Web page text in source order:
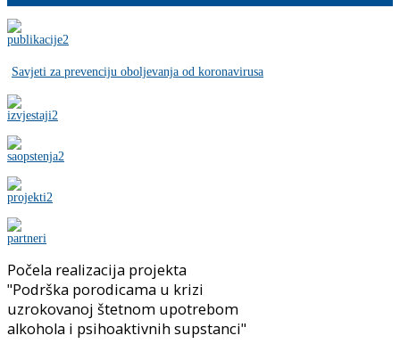
Savjeti za prevenciju oboljevanja od koronavirusa
Počela realizacija projekta
"Podrška porodicama u krizi
uzrokovanoj štetnom upotrebom
alkohola i psihoaktivnih supstanci"